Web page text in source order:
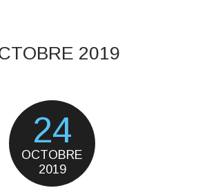
2019
24
OCTOBRE
2019